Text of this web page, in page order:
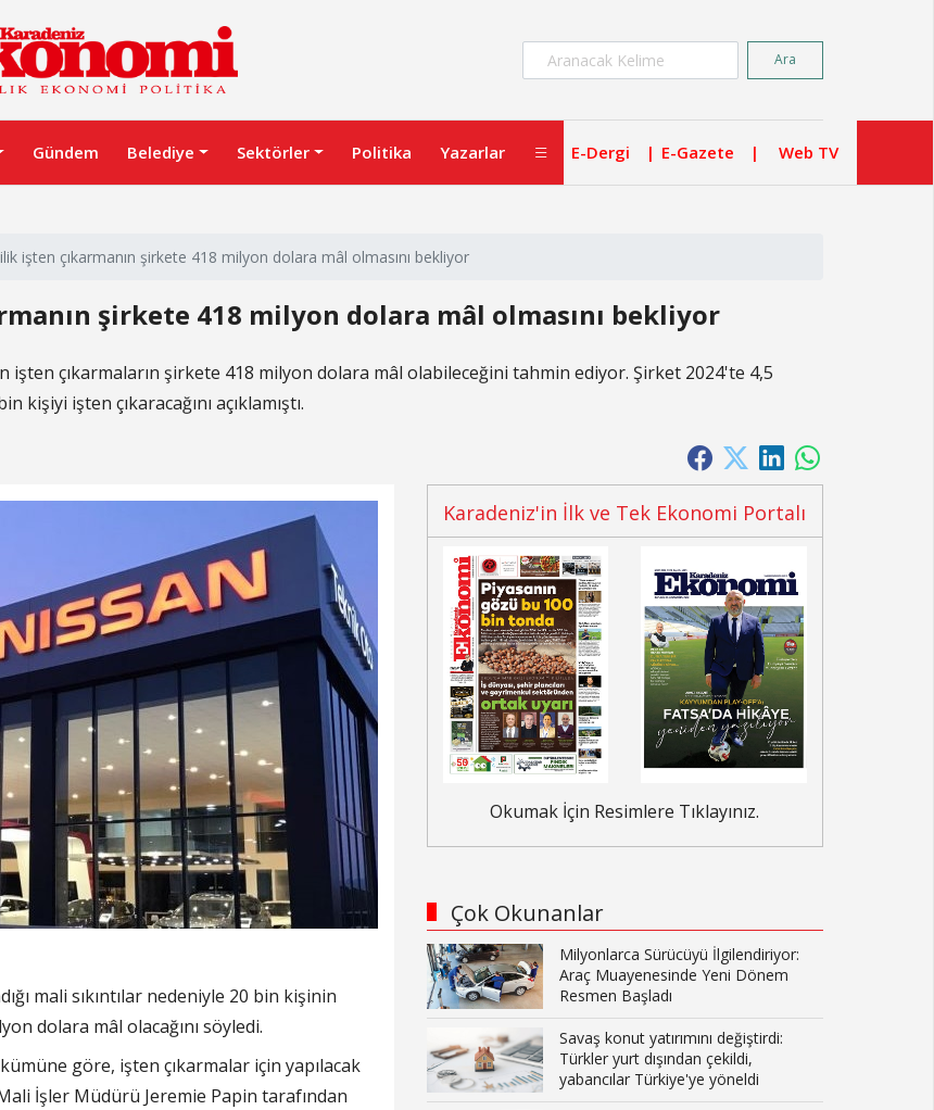
Ara
Gündem Belediye Sektörler Politika Yazarlar E-Dergi E-Gazete Web TV
işten çıkarmanın şirkete 418 milyon dolara mâl olmasını bekliyor
şirkete 418 milyon dolara mâl olmasını bekliyor
işten çıkarmaların şirkete 418 milyon dolara mâl olabileceğini tahmin ediyor. Şirket 2024'te 4,5
kişiyi işten çıkaracağını açıklamıştı.
mali sıkıntılar nedeniyle 20 bin kişinin
dolara mâl olacağını söyledi.
göre, işten çıkarmalar için yapılacak
İşler Müdürü Jeremie Papin tarafından
Karadeniz'in İlk ve Tek Ekonomi Portalı
Okumak İçin Resimlere Tıklayınız.
Çok Okunanlar
Milyonlarca Sürücüyü İlgilendiriyor:
Araç Muayenesinde Yeni Dönem
Resmen Başladı
Savaş konut yatırımını değiştirdi:
Türkler yurt dışından çekildi,
yabancılar Türkiye'ye yöneldi